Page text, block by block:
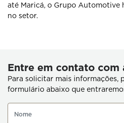
até Maricá, o Grupo Automotive
no setor.
Entre em contato com
Para solicitar mais informações,
formulário abaixo que